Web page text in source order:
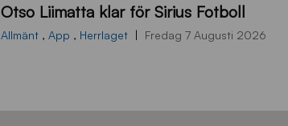
L
_
Otso Liimatta klar för Sirius Fotboll
Allmänt , App , Herrlaget Fredag 7 Augusti 2026